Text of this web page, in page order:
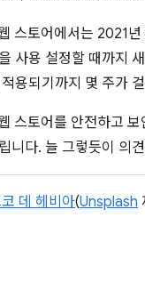
스토어에서는 2021년
사용 설정할 때까지
용되기까지 몇 주가
스토어를 안전하고 보
니다. 늘 그렇듯이 의
데 헤비아(Unsplash